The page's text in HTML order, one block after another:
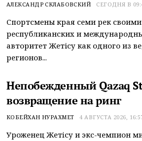
АЛЕКСАНДР СКЛАБОВСКИЙ СЕГОДНЯ В
Спортсмены края семи рек
республиканских и
авторитет Жетісу как одного из
регионов...
Непобежденный Qazaq
возвращение на ринг
КОБЕЙХАН НУРАХМЕТ 4 АВГУСТА 2026,
Уроженец Жетiсу и экс-чемпион